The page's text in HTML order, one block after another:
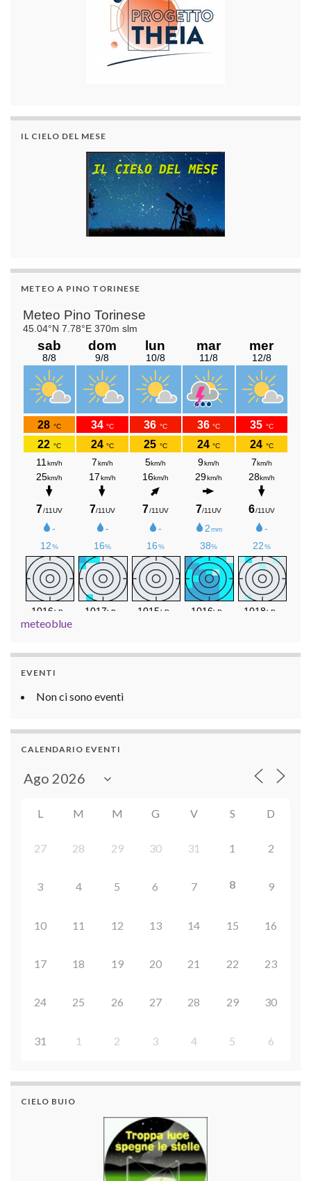
IL CIELO DEL MESE
METEO A PINO TORINESE
meteoblue
EVENTI
Non ci sono eventi
CALENDARIO EVENTI
L M M G V S D
27 28 29 30 31 1 2
3 4 5 6 7 8 9
10 11 12 13 14 15 16
17 18 19 20 21 22 23
24 25 26 27 28 29 30
31 1 2 3 4 5 6
CIELO BUIO